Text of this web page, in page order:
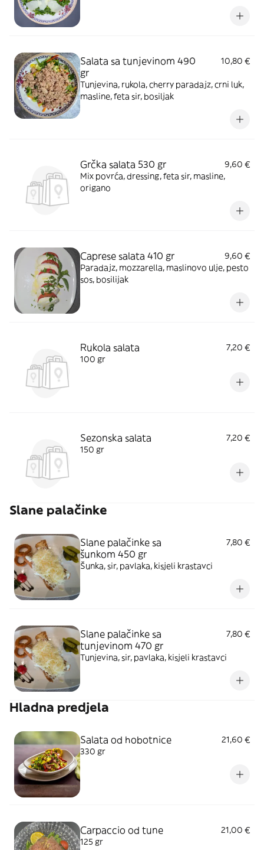
Salata sa tunjevinom 490
gr
10,80 €
Tunjevina, rukola, cherry paradajz, crni luk,
masline, feta sir, bosiljak
Grčka salata 530 gr
9,60 €
Mix povrća, dressing, feta sir, masline,
origano
Caprese salata 410 gr
9,60 €
Paradajz, mozzarella, maslinovo ulje, pesto
sos, bosilijak
Rukola salata
7,20 €
100 gr
Sezonska salata
7,20 €
150 gr
Slane palačinke
Slane palačinke sa
šunkom 450 gr
7,80 €
Šunka, sir, pavlaka, kisjeli krastavci
Slane palačinke sa
tunjevinom 470 gr
7,80 €
Tunjevina, sir, pavlaka, kisjeli krastavci
Hladna predjela
Salata od hobotnice
21,60 €
330 gr
Carpaccio od tune
21,00 €
125 gr